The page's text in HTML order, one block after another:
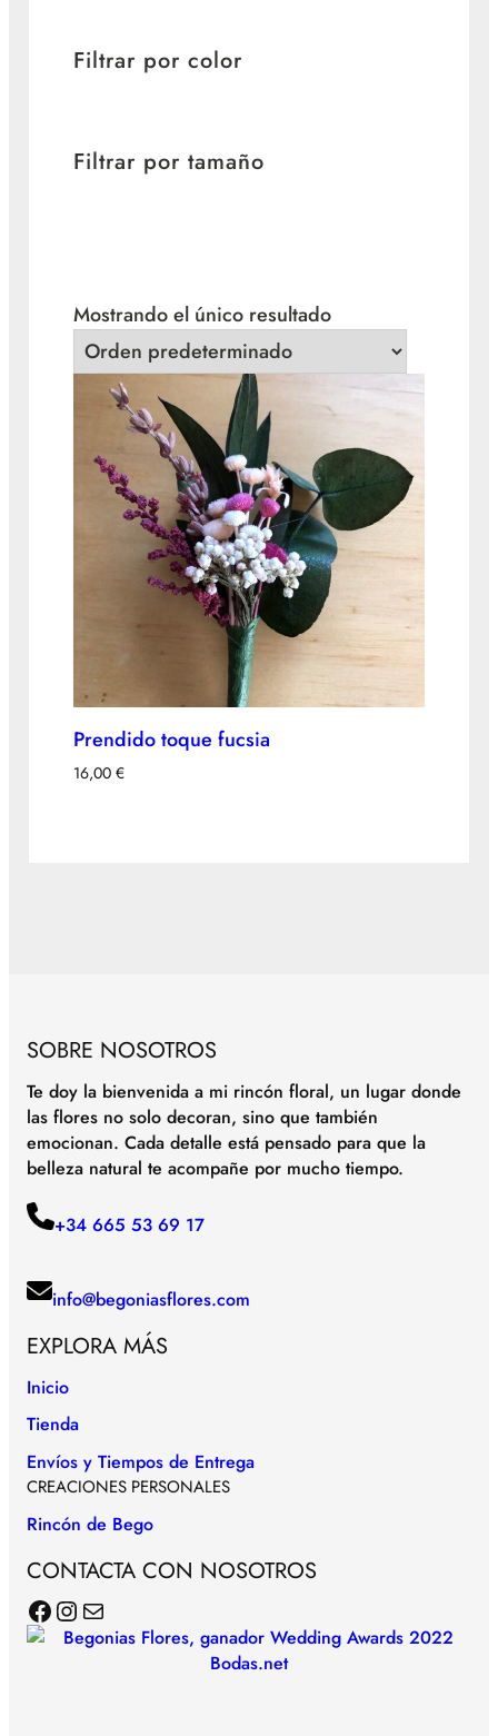
Filtrar por color
Filtrar por tamaño
Mostrando el único resultado
Prendido toque fucsia
16,00 €
SOBRE NOSOTROS
Te doy la bienvenida a mi rincón floral, un lugar donde
las flores no solo decoran, sino que también
emocionan. Cada detalle está pensado para que la
belleza natural te acompañe por mucho tiempo.
+34 665 53 69 17
info@begoniasflores.com
EXPLORA MÁS
Inicio
Tienda
Envíos y Tiempos de Entrega
CREACIONES PERSONALES
Rincón de Bego
CONTACTA CON NOSOTROS
Facebook Instagram Correo electrónico